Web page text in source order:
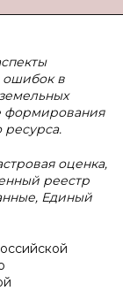
ошибок в
формирования
оценка,
реестр
Единый